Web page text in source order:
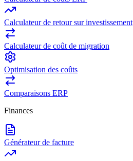
Calculateur de retour sur investissement
Calculateur de coût de migration
Optimisation des coûts
Comparaisons ERP
Finances
Générateur de facture